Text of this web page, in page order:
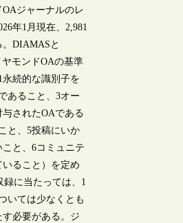
ジャーナルのレ
年1月現在、2,981
DIAMASと
モンドOAの基準
永続的な識別子を
あること、3オー
されたOAである
と、5投稿にいか
と、6コミュニテ
いること）を定め
録に当たっては、1
いては少なくとも
必要がある。ジ